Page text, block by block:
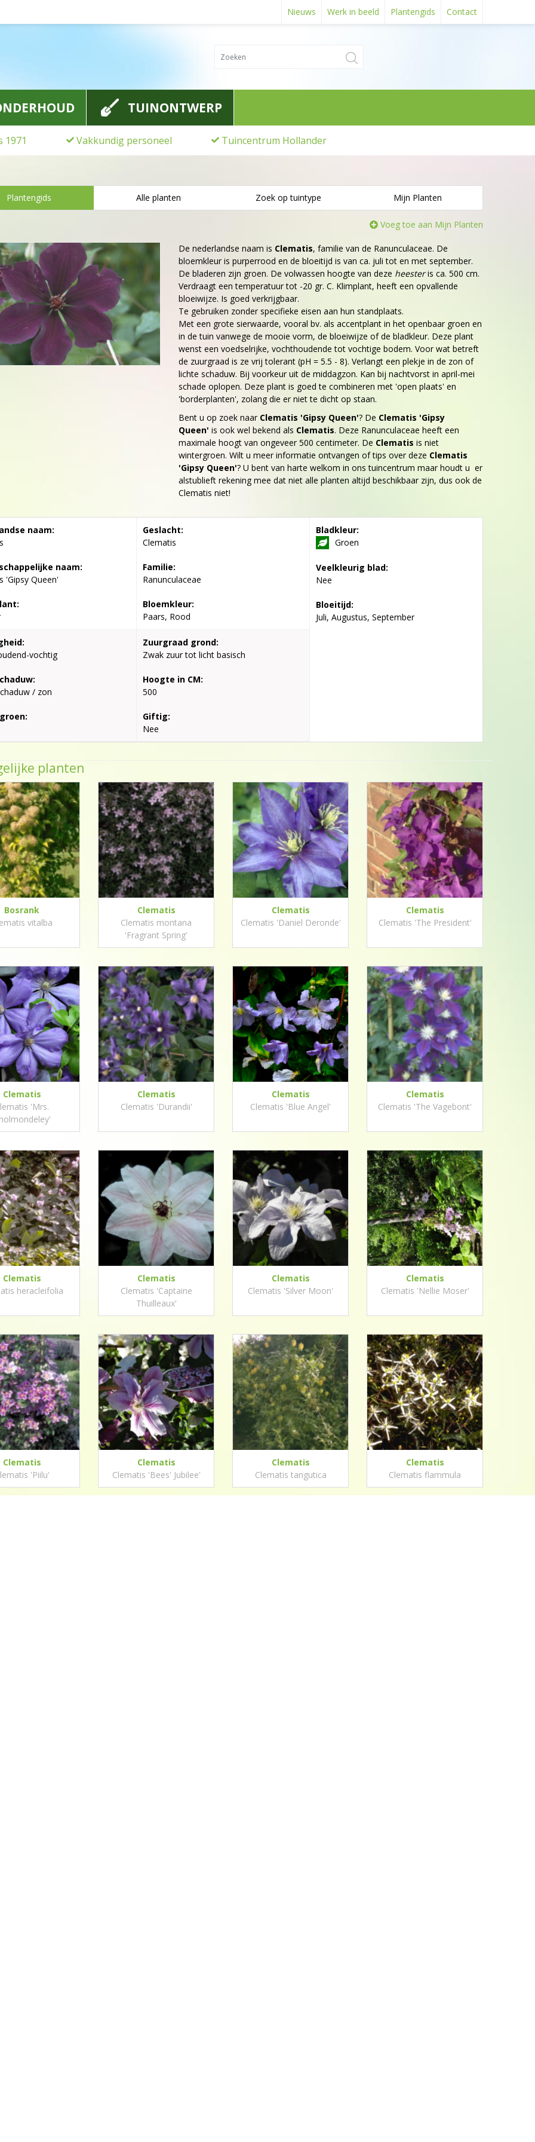
Nieuws Werk in beeld Plantengids Contact
TUINONTWERP
1971 Vakkundig personeel Tuincentrum Hollander
Plantengids Alle planten Zoek op tuintype Mijn Planten
Voeg toe aan Mijn Planten
De nederlandse naam is Clematis, familie van de Ranunculaceae. De
bloemkleur is purperrood en de bloeitijd is van ca. juli tot en met september.
De bladeren zijn groen. De volwassen hoogte van deze heesteris ca. 500 cm.
Verdraagt een temperatuur tot -20 gr. C. Klimplant, heeft een opvallende
bloeiwijze. Is goed verkrijgbaar.
Te gebruiken zonder specifieke eisen aan hun standplaats.
Met een grote sierwaarde, vooral bv. als accentplant in het openbaar groen en
in de tuin vanwege de mooie vorm, de bloeiwijze of de bladkleur. Deze plant
wenst een voedselrijke, vochthoudende tot vochtige bodem. Voor wat betreft
de zuurgraad is ze vrij tolerant (pH = 5.5 - 8). Verlangt een plekje in de zon of
lichte schaduw. Bij voorkeur uit de middagzon. Kan bij nachtvorst in april-mei
schade oplopen. Deze plant is goed te combineren met 'open plaats' en
'borderplanten', zolang die er niet te dicht op staan.
Bent u op zoek naar Clematis 'Gipsy Queen'? De Clematis 'Gipsy
Queen' is ook wel bekend als Clematis. Deze Ranunculaceae heeft een
maximale hoogt van ongeveer 500 centimeter. De Clematis is niet
wintergroen. Wilt u meer informatie ontvangen of tips over deze Clematis
'Gipsy Queen'? U bent van harte welkom in ons tuincentrum maar houdt u er
alstublieft rekening mee dat niet alle planten altijd beschikbaar zijn, dus ook de
Clematis niet!
naam:
naam:
'Gipsy Queen'
Geslacht:
Clematis
Familie:
Ranunculaceae
Bloemkleur:
Paars, Rood
Bladkleur:
Groen
Veelkleurig blad:
Nee
Bloeitijd:
Juli, Augustus, September
vochtig
/ zon
Zuurgraad grond:
Zwak zuur tot licht basisch
Hoogte in CM:
500
Giftig:
Nee
planten
Bosrank
vitalba
Clematis
Clematis montana
'Fragrant Spring'
Clematis
Clematis 'Daniel Deronde'
Clematis
Clematis 'The President'
Clematis
'Mrs.
Clematis
Clematis 'Durandii'
Clematis
Clematis 'Blue Angel'
Clematis
Clematis 'The Vagebont'
Clematis
heracleifolia
Clematis
Clematis 'Captaine
Thuilleaux'
Clematis
Clematis 'Silver Moon'
Clematis
Clematis 'Nellie Moser'
Clematis
'Piilu'
Clematis
Clematis 'Bees' Jubilee'
Clematis
Clematis tangutica
Clematis
Clematis flammula